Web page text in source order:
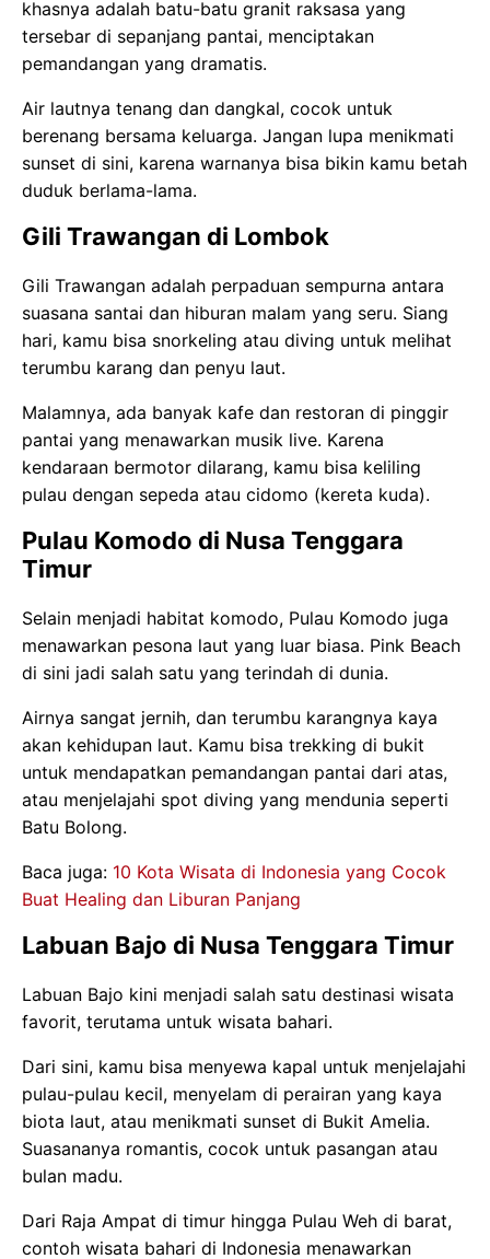
khasnya adalah batu-batu granit raksasa yang
tersebar di sepanjang pantai, menciptakan
pemandangan yang dramatis.
Air lautnya tenang dan dangkal, cocok untuk
berenang bersama keluarga. Jangan lupa menikmati
sunset di sini, karena warnanya bisa bikin kamu betah
duduk berlama-lama.
Gili Trawangan di Lombok
Gili Trawangan adalah perpaduan sempurna antara
suasana santai dan hiburan malam yang seru. Siang
hari, kamu bisa snorkeling atau diving untuk melihat
terumbu karang dan penyu laut.
Malamnya, ada banyak kafe dan restoran di pinggir
pantai yang menawarkan musik live. Karena
kendaraan bermotor dilarang, kamu bisa keliling
pulau dengan sepeda atau cidomo (kereta kuda).
Pulau Komodo di Nusa Tenggara
Timur
Selain menjadi habitat komodo, Pulau Komodo juga
menawarkan pesona laut yang luar biasa. Pink Beach
di sini jadi salah satu yang terindah di dunia.
Airnya sangat jernih, dan terumbu karangnya kaya
akan kehidupan laut. Kamu bisa trekking di bukit
untuk mendapatkan pemandangan pantai dari atas,
atau menjelajahi spot diving yang mendunia seperti
Batu Bolong.
Baca juga: 10 Kota Wisata di Indonesia yang Cocok
Buat Healing dan Liburan Panjang
Labuan Bajo di Nusa Tenggara Timur
Labuan Bajo kini menjadi salah satu destinasi wisata
favorit, terutama untuk wisata bahari.
Dari sini, kamu bisa menyewa kapal untuk menjelajahi
pulau-pulau kecil, menyelam di perairan yang kaya
biota laut, atau menikmati sunset di Bukit Amelia.
Suasananya romantis, cocok untuk pasangan atau
bulan madu.
Dari Raja Ampat di timur hingga Pulau Weh di barat,
contoh wisata bahari di Indonesia menawarkan